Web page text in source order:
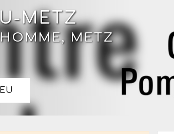
METZ
METZ